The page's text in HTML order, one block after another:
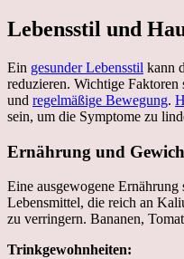
Lebensstil und
Ein gesunder Lebensstil kann
reduzieren. Wichtige Faktoren
und regelmäßige Bewegung.
sein, um die Symptome zu
Ernährung und
Eine ausgewogene Ernährung
Lebensmittel, die reich an
zu verringern. Bananen,
Trinkgewohnheiten: